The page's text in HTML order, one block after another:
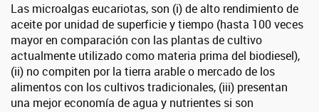
Las microalgas eucariotas, son (i) de alto rendimiento de
aceite por unidad de superficie y tiempo (hasta 100 veces
mayor en comparación con las plantas de cultivo
actualmente utilizado como materia prima del biodiesel),
(ii) no compiten por la tierra arable o mercado de los
alimentos con los cultivos tradicionales, (iii) presentan
una mejor economía de agua y nutrientes si son